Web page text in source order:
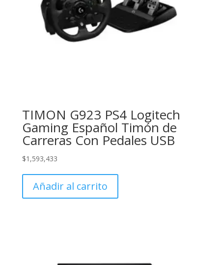
TIMON G923 PS4 Logitech
Gaming Español Timón de
Carreras Con Pedales USB
$1,593,433
Añadir al carrito